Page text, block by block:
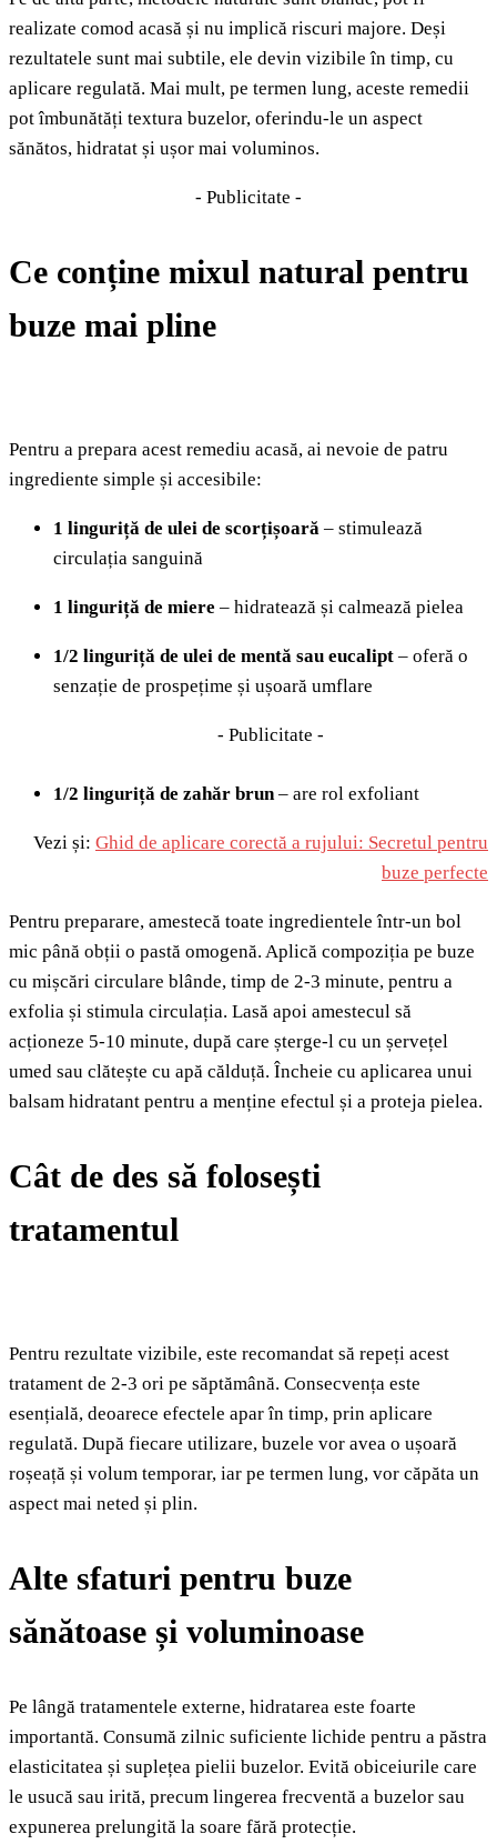
realizate comod acasă și nu implică riscuri majore. Deși
rezultatele sunt mai subtile, ele devin vizibile în timp, cu
aplicare regulată. Mai mult, pe termen lung, aceste remedii
pot îmbunătăți textura buzelor, oferindu-le un aspect
sănătos, hidratat și ușor mai voluminos.
- Publicitate -
Ce conține mixul natural pentru
buze mai pline
Pentru a prepara acest remediu acasă, ai nevoie de patru
ingrediente simple și accesibile:
1 linguriță de ulei de scorțișoară – stimulează
circulația sanguină
1 linguriță de miere – hidratează și calmează pielea
1/2 linguriță de ulei de mentă sau eucalipt – oferă o
senzație de prospețime și ușoară umflare
- Publicitate -
1/2 linguriță de zahăr brun– are rol exfoliant
Vezi și: Ghid de aplicare corectă a rujului: Secretul pentru
buze perfecte
Pentru preparare, amestecă toate ingredientele într-un bol
mic până obții o pastă omogenă. Aplică compoziția pe buze
cu mișcări circulare blânde, timp de 2-3 minute, pentru a
exfolia și stimula circulația. Lasă apoi amestecul să
acționeze 5-10 minute, după care șterge-l cu un șervețel
umed sau clătește cu apă călduță. Încheie cu aplicarea unui
balsam hidratant pentru a menține efectul și a proteja pielea.
Cât de des să folosești
tratamentul
Pentru rezultate vizibile, este recomandat să repeți acest
tratament de 2-3 ori pe săptămână. Consecvența este
esențială, deoarece efectele apar în timp, prin aplicare
regulată. După fiecare utilizare, buzele vor avea o ușoară
roșeață și volum temporar, iar pe termen lung, vor căpăta un
aspect mai neted și plin.
Alte sfaturi pentru buze
sănătoase și voluminoase
Pe lângă tratamentele externe, hidratarea este foarte
importantă. Consumă zilnic suficiente lichide pentru a păstra
elasticitatea și suplețea pielii buzelor. Evită obiceiurile care
le usucă sau irită, precum lingerea frecventă a buzelor sau
expunerea prelungită la soare fără protecție.